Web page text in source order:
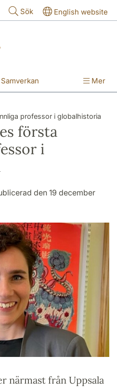
Sök English website
Samverkan Mer
professor i globalhistoria
första
i
den 19 december
närmast från Uppsala